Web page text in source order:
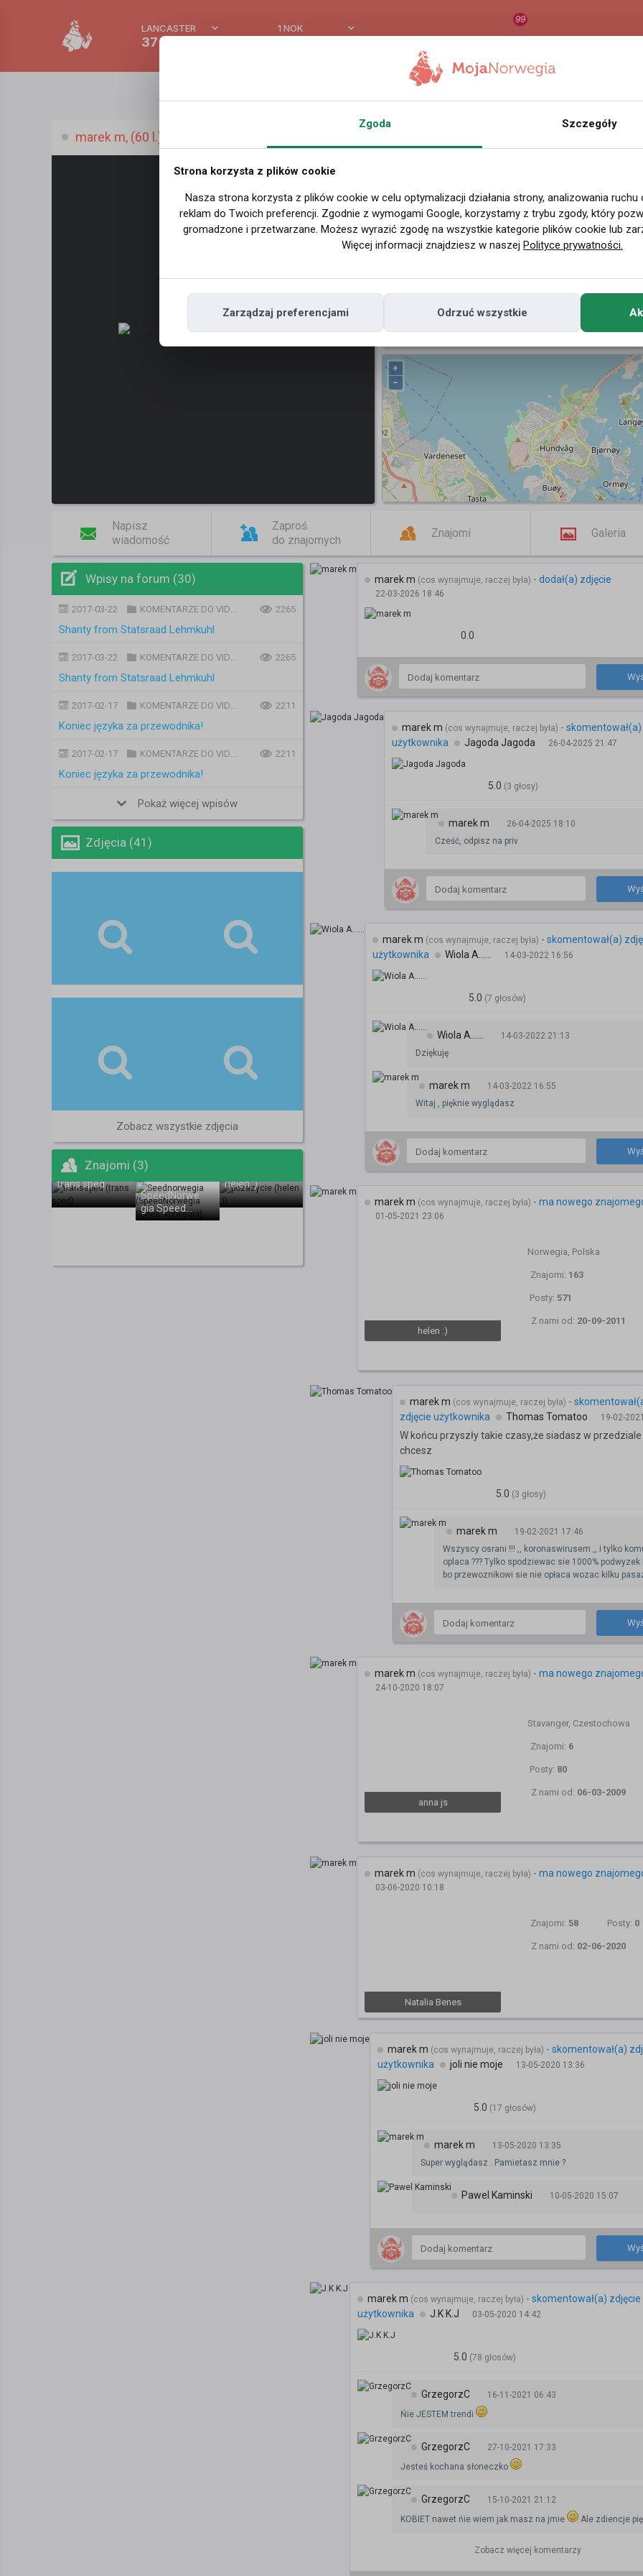
LANCASTER
37 °C
1 NOK
99
marek m, (60 l.)
Miejscowość
w Norwegii
cos
Posty
+
−
Napisz
wiadomość
Zaproś
do znajomych
Znajomi Galeria
Wpisy na forum (30)
2017-03-22 KOMENTARZE DO VIDEO 2265
Shanty from Statsraad Lehmkuhl
2017-03-22 KOMENTARZE DO VIDEO 2265
Shanty from Statsraad Lehmkuhl
2017-02-17 KOMENTARZE DO VIDEO 2211
Koniec języka za przewodnika!
2017-02-17 KOMENTARZE DO VIDEO 2211
Koniec języka za przewodnika!
Pokaż więcej wpisów
Zdjęcia (41)
Zobacz wszystkie zdjęcia
Znajomi (3)
trans sped
SpeedNorwe
gia Speed
Norwegia
helen :)
marek m (cos wynajmuje, raczej była) - dodał(a) zdjęcie
22-03-2026 18:46
0.0
marek m (cos wynajmuje, raczej była) - skomentował(a)
użytkownika
Jagoda Jagoda 26-04-2025 21:47
5.0 (3 głosy)
marek m
26-04-2025 18:10
Cześć, odpisz na priv
marek m (cos wynajmuje, raczej była) - skomentował(a)
użytkownika
Wiola A...... 14-03-2022 16:56
5.0 (7 głosów)
Wiola A......
14-03-2022 21:13
Dziękuję
marek m
14-03-2022 16:55
Witaj , pięknie wyglądasz
marek m (cos wynajmuje, raczej była) - ma nowego
01-05-2021 23:06
helen :)
Norwegia, Polska
Znajomi: 163
Posty: 571
Z nami od: 20-09-2011
marek m (cos wynajmuje, raczej była) -
zdjęcie użytkownika
Thomas Tomatoo 19-02-
W końcu przyszły takie czasy,że siadasz w
chcesz
5.0 (3 głosy)
marek m
19-02-2021 17:46
Wszyscy osrani !!! ,, koronaswirusem ,, i tylko
oplaca ??? Tylko spodziewac sie 1000% podwyzek
bo przewoznikowi sie nie opłaca wozac kilku
marek m (cos wynajmuje, raczej była) - ma nowego
24-10-2020 18:07
anna js
Stavanger, Czestochowa
Znajomi: 6
Posty: 80
Z nami od: 06-03-2009
marek m (cos wynajmuje, raczej była) - ma nowego
03-06-2020 10:18
Natalia Benes
Znajomi: 58 Posty: 0
Z nami od: 02-06-2020
marek m (cos wynajmuje, raczej była) - skomentował(a)
użytkownika
joli nie moje 13-05-2020 13:36
5.0 (17 głosów)
marek m
13-05-2020 13:35
Super wyglądasz . Pamietasz mnie ?
Pawel Kaminski 10-05-2020 15:07
marek m (cos wynajmuje, raczej była) - skomentował(a) zdjęcie
użytkownika
J.K K.J 03-05-2020 14:42
5.0 (78 głosów)
GrzegorzC
16-11-2021 06:43
Ńie JESTEM trendi
GrzegorzC
27-10-2021 17:33
Jesteś kochana słoneczko
GrzegorzC
15-10-2021 21:12
KOBIET nawet ńie wiem jak masz na jmie
Ale zdiencje
Zobacz więcej komentarzy
Zgoda Szczegóły
Strona korzysta z plików cookie
Nasza strona korzysta z plików cookie w celu optymalizacji działania strony, analizowania
reklam do Twoich preferencji. Zgodnie z wymogami Google, korzystamy z trybu zgody, który
gromadzone i przetwarzane. Możesz wyrazić zgodę na wszystkie kategorie plików cookie lub
Więcej informacji znajdziesz w naszej Polityce prywatności.
Zarządzaj preferencjami Odrzuć wszystkie